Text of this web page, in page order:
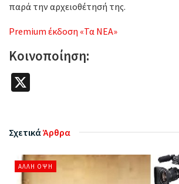
παρά την αρχειοθέτησή της.
Premium έκδοση «Τα ΝΕΑ»
Κοινοποίηση:
ΣχετικάΆρθρα
ΆΛΛΗ ΌΨΗ